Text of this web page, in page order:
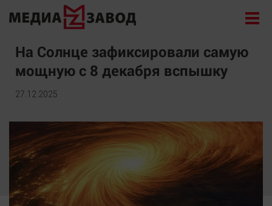
Новости
Экономика
Происшествия
Культура
Здоровье
Спорт
На Солнце зафиксировали самую
мощную с 8 декабря вспышку
27.12.2025